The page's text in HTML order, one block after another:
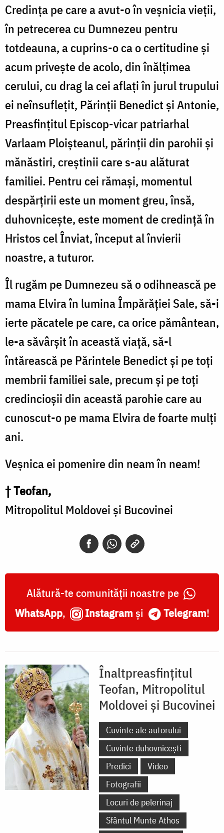
Credinţa pe care a avut-o în veşnicia vieţii,
în petrecerea cu Dumnezeu pentru
totdeauna, a cuprins-o ca o certitudine și
acum priveşte de acolo, din înălţimea
cerului, cu drag la cei aflaţi în jurul trupului
ei neînsufleţit, Părinţii Benedict şi Antonie,
Preasfinţitul Episcop-vicar patriarhal
Varlaam Ploişteanul, părinţii din parohii şi
mănăstiri, creştinii care s-au alăturat
familiei. Pentru cei rămaşi, momentul
despărţirii este un moment greu, însă,
duhovniceşte, este moment de credinţă în
Hristos cel Înviat, început al învierii
noastre, a tuturor.
Îl rugăm pe Dumnezeu să o odihnească pe
mama Elvira în lumina Împărăţiei Sale, să-i
ierte păcatele pe care, ca orice pământean,
le-a săvârşit în această viaţă, să-l
întărească pe Părintele Benedict şi pe toţi
membrii familiei sale, precum şi pe toţi
credincioşii din această parohie care au
cunoscut-o pe mama Elvira de foarte mulţi
ani.
Veșnica ei pomenire din neam în neam!
† Teofan,
Mitropolitul Moldovei şi Bucovinei
Alătură-te comunității noastre pe
WhatsApp, Instagram și Telegram!
Înaltpreasfințitul
Teofan, Mitropolitul
Moldovei și Bucovinei
Cuvinte ale autorului
Cuvinte duhovnicești
Predici
Video
Fotografii
Locuri de pelerinaj
Sfântul Munte Athos